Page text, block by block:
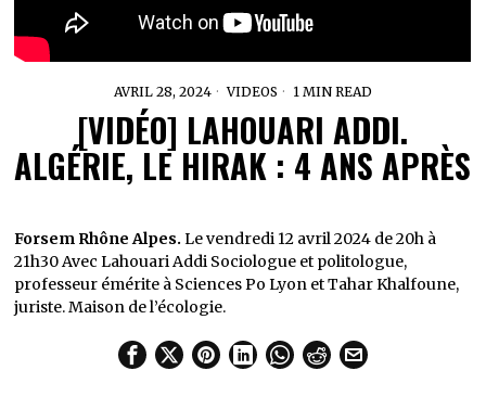
AVRIL 28, 2024 VIDEOS 1 MIN READ
[VIDÉO] LAHOUARI ADDI.
ALGÉRIE, LE HIRAK : 4 ANS APRÈS
Forsem Rhône Alpes.Le vendredi 12 avril 2024 de 20h à
21h30 Avec Lahouari Addi Sociologue et politologue,
professeur émérite à Sciences Po Lyon et Tahar Khalfoune,
juriste. Maison de l’écologie.